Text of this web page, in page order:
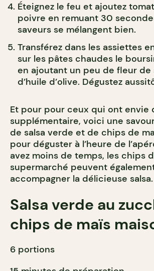
Éteignez le feu et ajoutez
poivre en remuant 30
saveurs se mélangent bien.
Transférez dans les assiettes
sur les pâtes chaudes le
en ajoutant un peu de fleur
d’huile d’olive. Dégustez
Et pour pour ceux qui ont envie
supplémentaire, voici une
de salsa verde et de chips de
pour déguster à l’heure de
avez moins de temps, les chips
supermarché peuvent
accompagner la délicieuse salsa.
Salsa verde au
chips de maïs
6 portions